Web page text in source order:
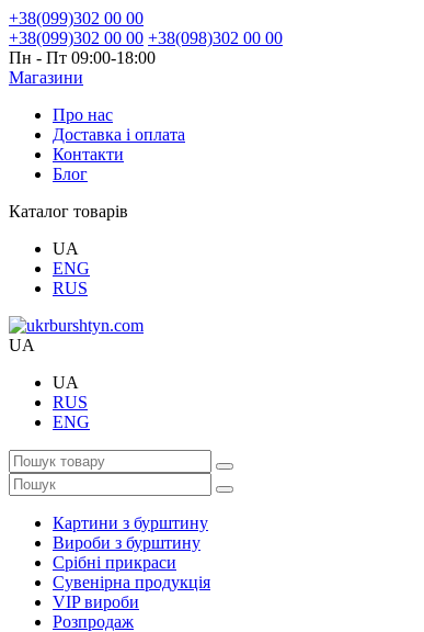
+38(099)302 00 00
+38(099)302 00 00 +38(098)302 00 00
Пн - Пт 09:00-18:00
Магазини
Про нас
Доставка і оплата
Контакти
Блог
Каталог товарів
UA
ENG
RUS
UA
UA
RUS
ENG
Картини з бурштину
Вироби з бурштину
Срібні прикраси
Сувенірна продукція
VIP вироби
Розпродаж